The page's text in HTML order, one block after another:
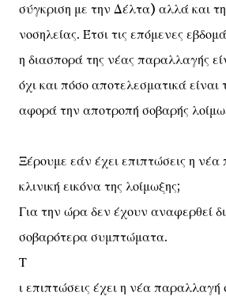
σύγκριση με την Δέλτα) αλλά και
νοσηλείας. Έτσι τις επόμενες
η διασπορά της νέας παραλλαγής
όχι και πόσο αποτελεσματικά είναι
αφορά την αποτροπή σοβαρής
Ξέρουμε εάν έχει επιπτώσεις η
κλινική εικόνα της λοίμωξης;
Για την ώρα δεν έχουν αναφερθεί
σοβαρότερα συμπτώματα.
Τ
ι επιπτώσεις έχει η νέα παραλλαγή